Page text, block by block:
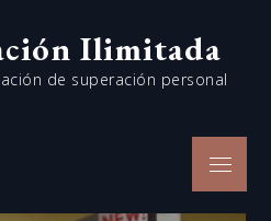
Ilimitada
de superación personal
Menu